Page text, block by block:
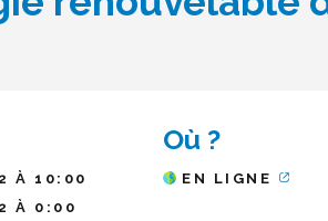
À 10:00
À 0:00
Où ?
EN LIGNE